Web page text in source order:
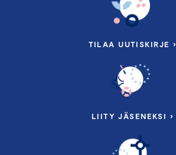
TILAA UUTISKIRJE ›
LIITY JÄSENEKSI ›